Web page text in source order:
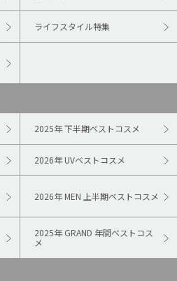
ライフスタイル特集
2025年 下半期ベストコスメ
2026年 UVベストコスメ
2026年 MEN 上半期ベストコスメ
2025年 GRAND 年間ベストコス
メ